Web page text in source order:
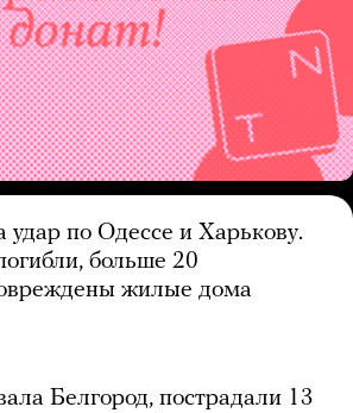
удар по Одессе и Харькову.
больше 20
жилые дома
Белгород, пострадали 13